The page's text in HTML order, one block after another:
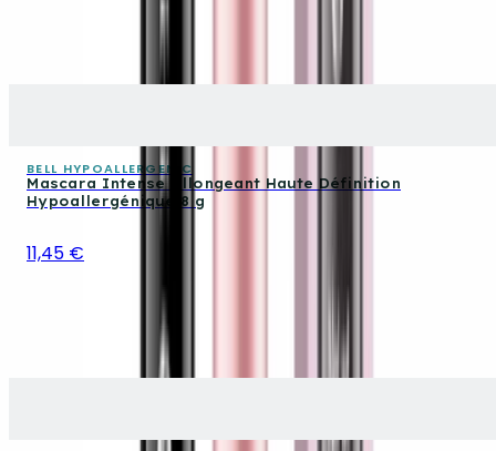
BELL HYPOALLERGENIC
Mascara Intense Allongeant Haute Définition
Hypoallergénique 8 g
11,45 €